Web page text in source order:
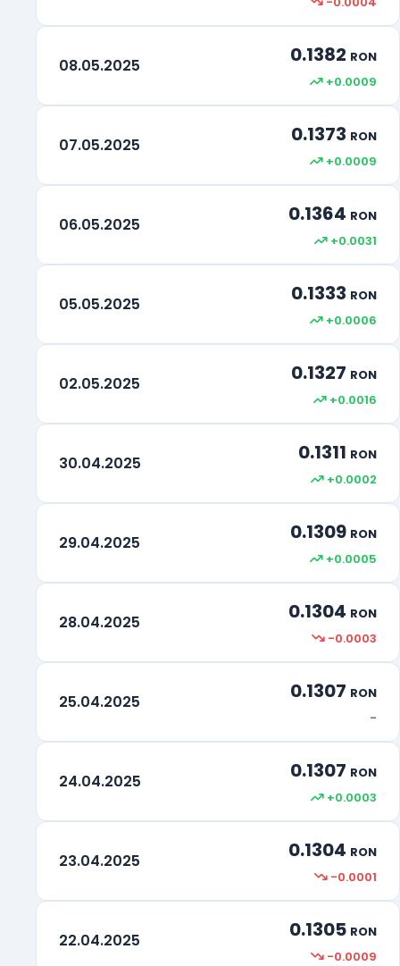
Rand Sud-African
08.05.2025 0.1382 RON
+0.0009
07.05.2025 0.1373 RON
+0.0009
06.05.2025 0.1364 RON
+0.0031
05.05.2025 0.1333 RON
+0.0006
02.05.2025 0.1327 RON
+0.0016
30.04.2025 0.1311 RON
+0.0002
29.04.2025 0.1309 RON
+0.0005
28.04.2025 0.1304 RON
-0.0003
25.04.2025 0.1307 RON
-
24.04.2025 0.1307 RON
+0.0003
23.04.2025 0.1304 RON
-0.0001
22.04.2025 0.1305 RON
-0.0009